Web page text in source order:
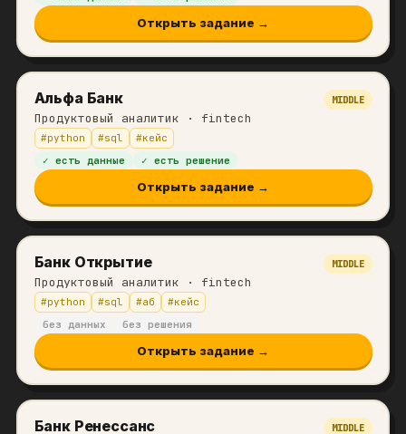
Открыть задание →
Альфа Банк MIDDLE
Продуктовый аналитик · fintech
#python #sql #кейс
✓ есть данные
✓ есть решение
Открыть задание →
Банк Открытие MIDDLE
Продуктовый аналитик · fintech
#python #sql #аб #кейс
без данных
без решения
Открыть задание →
Банк Ренессанс MIDDLE